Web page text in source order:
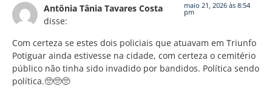
Antônia Tânia Tavares Costa
disse:
maio 21, 2026 às 8:54
pm
Com certeza se estes dois policiais que atuavam em Triunfo
Potiguar ainda estivesse na cidade, com certeza o cemitério
público não tinha sido invadido por bandidos. Política sendo
política.🥺🥺🥺